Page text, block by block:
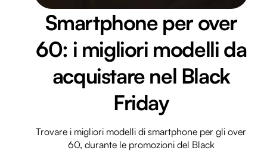
Smartphone per over
60: i migliori modelli da
acquistare nel Black
Friday
Trovare i migliori modelli di smartphone per gli over
60, durante le promozioni del Black